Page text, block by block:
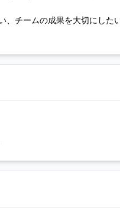
、チームの成果を大切にし